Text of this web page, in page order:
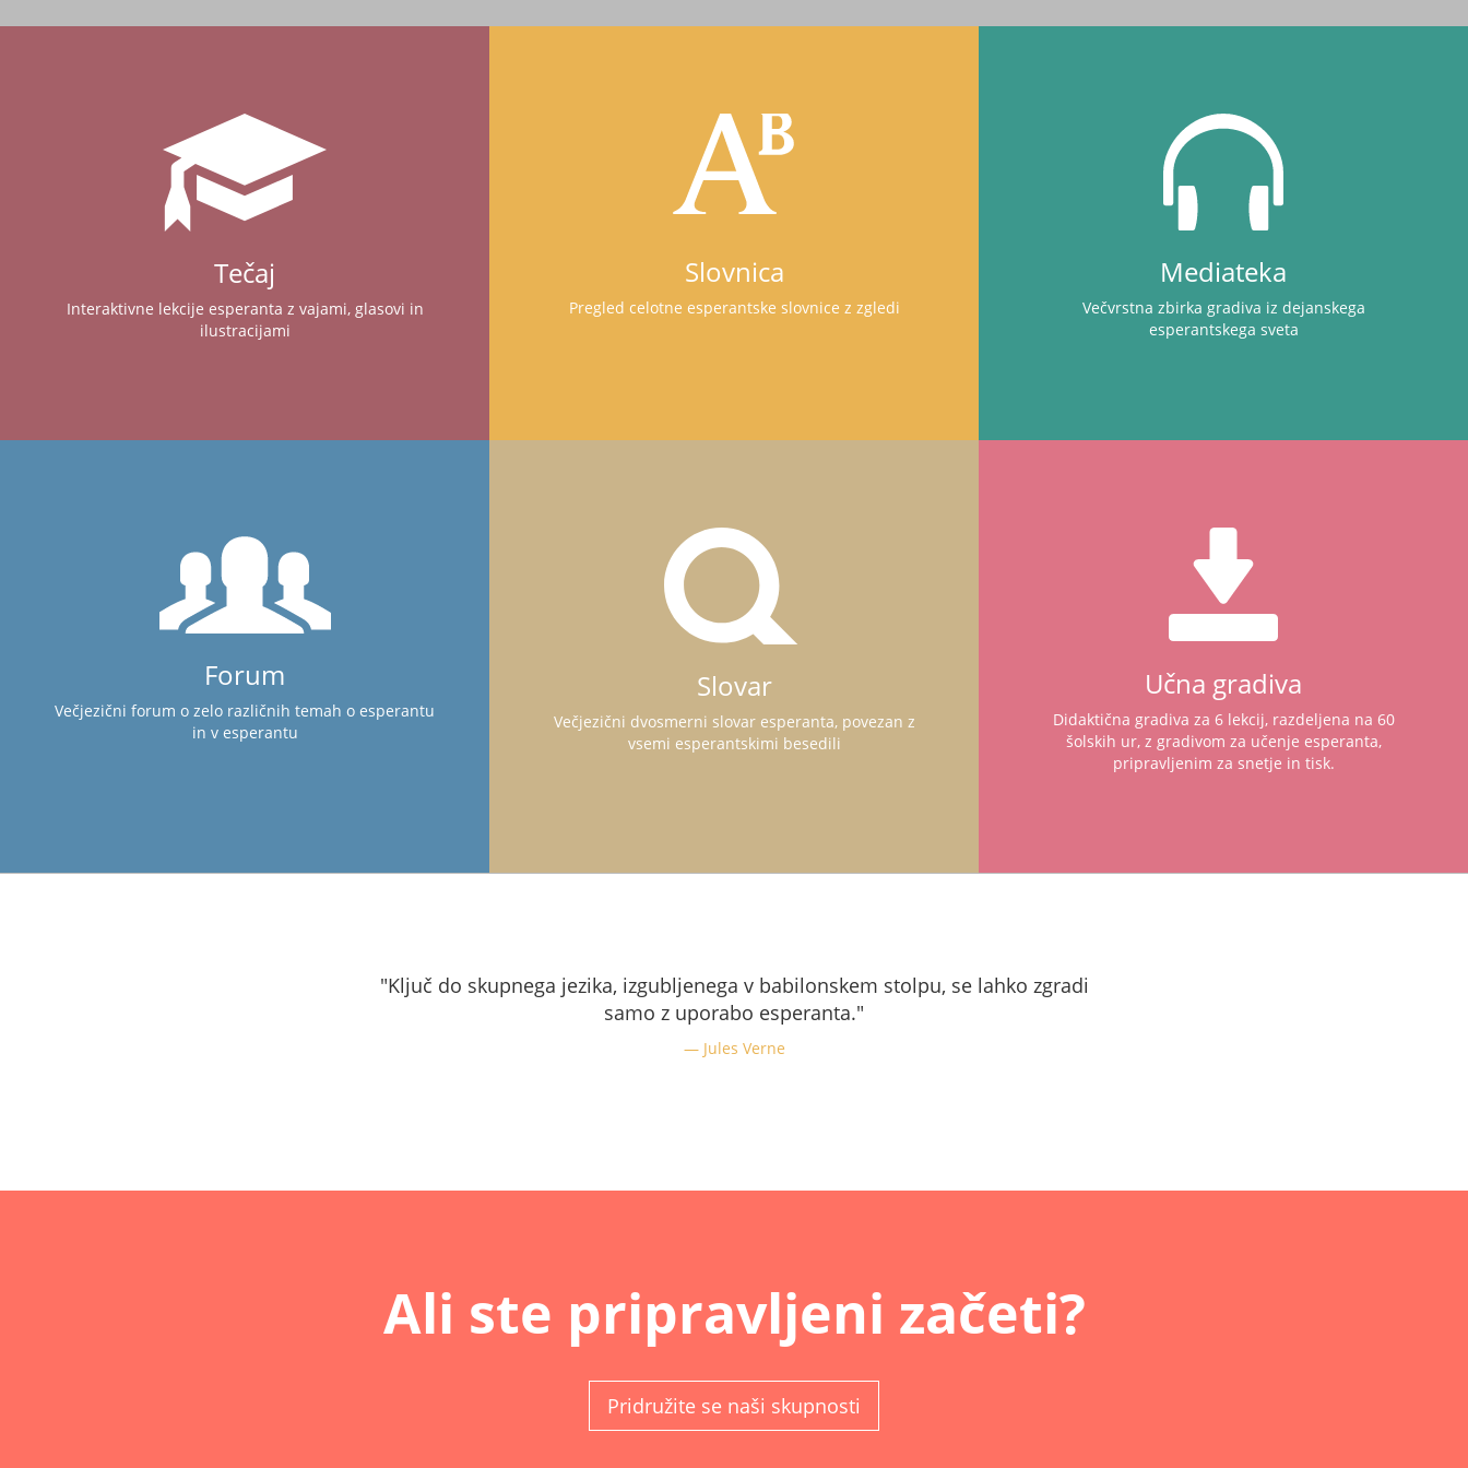
Tečaj
Interaktivne lekcije esperanta z vajami, glasovi in
ilustracijami
Slovnica
Pregled celotne esperantske slovnice z zgledi
Mediateka
Večvrstna zbirka gradiva iz dejanskega
esperantskega sveta
Forum
Večjezični forum o zelo različnih temah o esperantu
in v esperantu
Slovar
Večjezični dvosmerni slovar esperanta, povezan z
vsemi esperantskimi besedili
Učna gradiva
Didaktična gradiva za 6 lekcij, razdeljena na 60
šolskih ur, z gradivom za učenje esperanta,
pripravljenim za snetje in tisk.
"Ključ do skupnega jezika, izgubljenega v babilonskem stolpu, se lahko zgradi
samo z uporabo esperanta."
Jules Verne
Ali ste pripravljeni začeti?
Pridružite se naši skupnosti